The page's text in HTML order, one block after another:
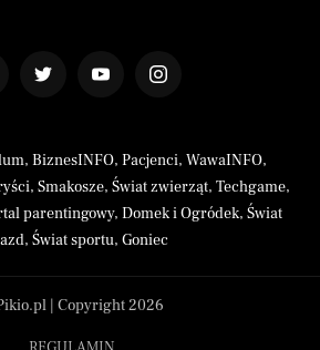
, BiznesINFO, Pacjenci, WawaINFO,
, Smakosze, Świat zwierząt, Techgame,
parentingowy, Domek i Ogródek, Świat
, Świat sportu, Goniec
| Copyright 2026